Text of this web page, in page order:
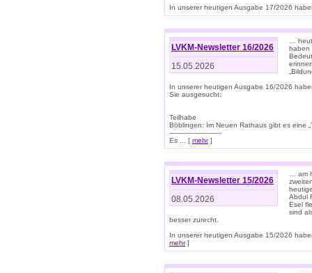
In unserer heutigen Ausgabe 17/2026
LVKM-Newsletter 16/2026
15.05.2026
…
haben
In unserer heutigen Ausgabe 16/2026
Sie ausgesucht:
Teilhabe
Böblingen: Im Neuen Rathaus gibt es eine
-------------------------
Es ... [ mehr]
LVKM-Newsletter 15/2026
08.05.2026
… am
Abdul
Esel
sind
besser zurecht.
In unserer heutigen Ausgabe 15/2026
mehr]